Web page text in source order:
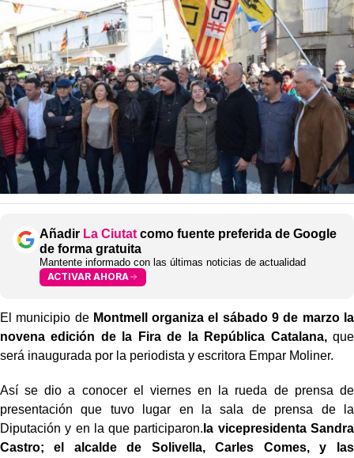
Añadir La Ciutat como fuente preferida de Google
de forma gratuita
Mantente informado con las últimas noticias de actualidad
ACTIVAR AHORA
El municipio de Montmell organiza el sábado 9 de marzo la
novena edición de la Fira de la República Catalana,que
será inaugurada por la periodista y escritora Empar Moliner.
Así se dio a conocer el viernes en la rueda de prensa de
presentación que tuvo lugar en la sala de prensa de la
Diputación y en la que participaron. la vicepresidenta Sandra
Castro; el alcalde de Solivella, Carles Comes, y las